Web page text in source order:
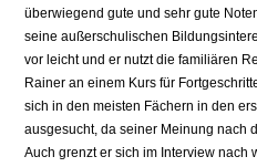
überwiegend gute und sehr gute
seine außerschulischen
vor leicht und er nutzt die familiären
Rainer an einem Kurs für
sich in den meisten Fächern in den
ausgesucht, da seiner Meinung nach
Auch grenzt er sich im Interview nach